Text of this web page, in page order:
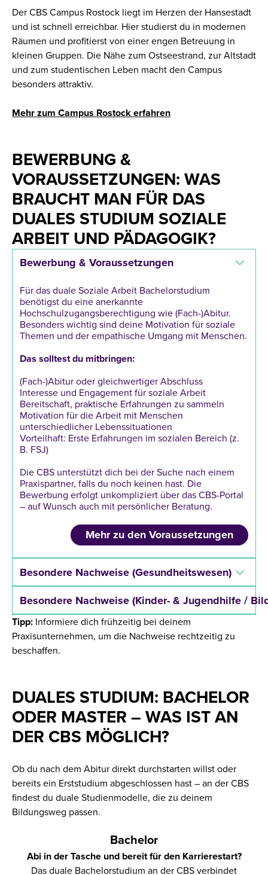
Der CBS Campus Rostock liegt im Herzen der Hansestadt
und ist schnell erreichbar. Hier studierst du in modernen
Räumen und profitierst von einer engen Betreuung in
kleinen Gruppen. Die Nähe zum Ostseestrand, zur Altstadt
und zum studentischen Leben macht den Campus
besonders attraktiv.
Mehr zum Campus Rostock erfahren
BEWERBUNG &
VORAUSSETZUNGEN: WAS
BRAUCHT MAN FÜR DAS
DUALES STUDIUM SOZIALE
ARBEIT UND PÄDAGOGIK?
Bewerbung & Voraussetzungen
Für das duale Soziale Arbeit Bachelorstudium
benötigst du eine anerkannte
Hochschulzugangsberechtigung wie (Fach-)Abitur.
Besonders wichtig sind deine Motivation für soziale
Themen und der empathische Umgang mit Menschen.
Das solltest du mitbringen:
(Fach-)Abitur oder gleichwertiger Abschluss
Interesse und Engagement für soziale Arbeit
Bereitschaft, praktische Erfahrungen zu sammeln
Motivation für die Arbeit mit Menschen
unterschiedlicher Lebenssituationen
Vorteilhaft: Erste Erfahrungen im sozialen Bereich (z.
B. FSJ)
Die CBS unterstützt dich bei der Suche nach einem
Praxispartner, falls du noch keinen hast. Die
Bewerbung erfolgt unkompliziert über das CBS-Portal
– auf Wunsch auch mit persönlicher Beratung.
Mehr zu den Voraussetzungen
Besondere Nachweise (Gesundheitswesen)
Besondere Nachweise (Kinder- & Jugendhilfe /
Tipp: Informiere dich frühzeitig bei deinem
Praxisunternehmen, um die Nachweise rechtzeitig zu
beschaffen.
DUALES STUDIUM: BACHELOR
ODER MASTER – WAS IST AN
DER CBS MÖGLICH?
Ob du nach dem Abitur direkt durchstarten willst oder
bereits ein Erststudium abgeschlossen hast – an der CBS
findest du duale Studienmodelle, die zu deinem
Bildungsweg passen.
Bachelor
Abi in der Tasche und bereit für den Karrierestart?
Das duale Bachelorstudium an der CBS verbindet